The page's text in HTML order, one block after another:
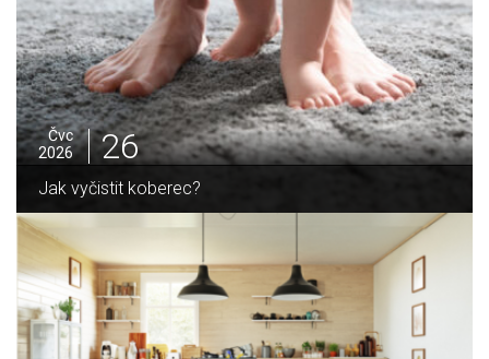
Čvc
2026
26
Jak vyčistit koberec?